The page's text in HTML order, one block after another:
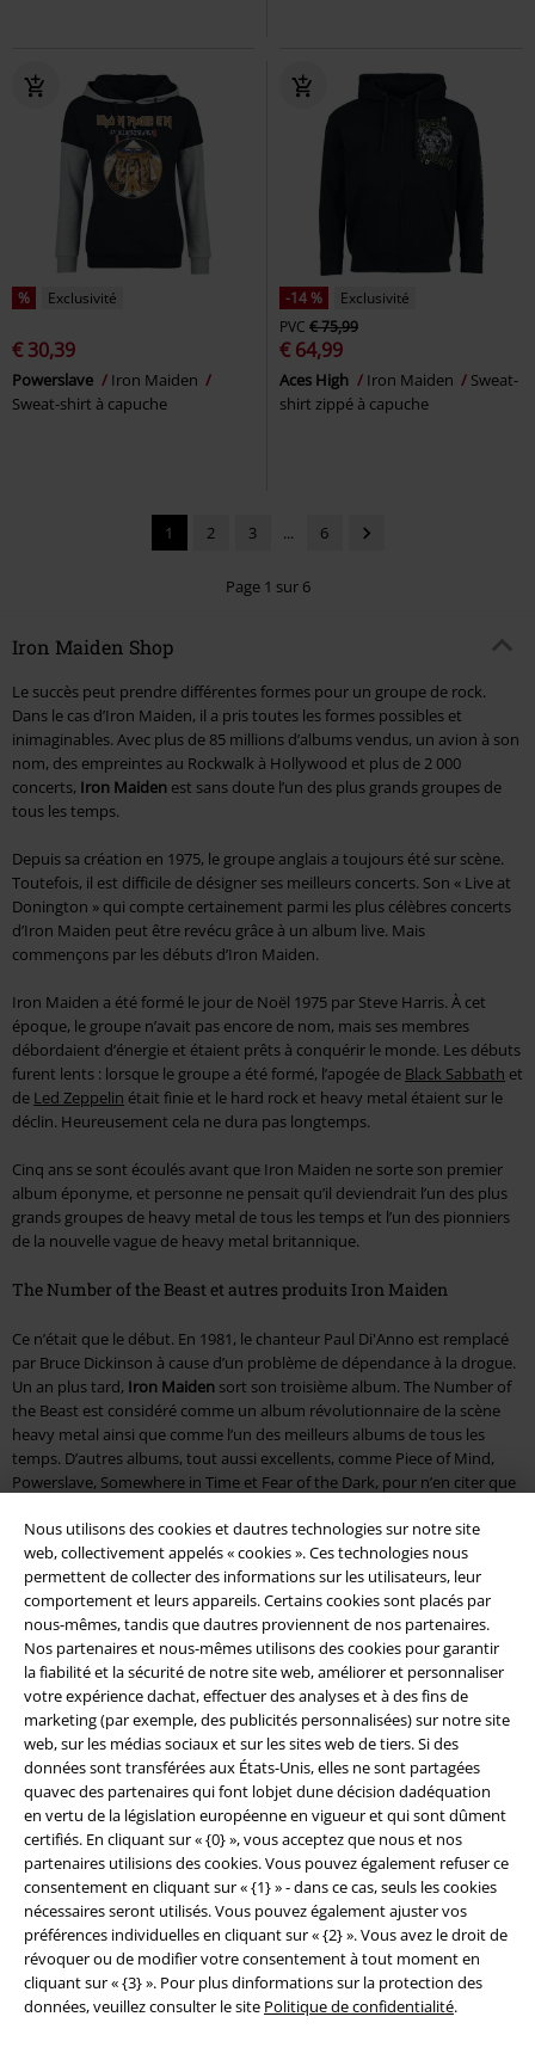
Nous utilisons des cookies et dautres technologies sur notre site
web, collectivement appelés « cookies ». Ces technologies nous
permettent de collecter des informations sur les utilisateurs, leur
comportement et leurs appareils. Certains cookies sont placés par
nous-mêmes, tandis que dautres proviennent de nos partenaires.
Nos partenaires et nous-mêmes utilisons des cookies pour garantir
la fiabilité et la sécurité de notre site web, améliorer et personnaliser
votre expérience dachat, effectuer des analyses et à des fins de
marketing (par exemple, des publicités personnalisées) sur notre site
web, sur les médias sociaux et sur les sites web de tiers. Si des
données sont transférées aux États-Unis, elles ne sont partagées
quavec des partenaires qui font lobjet dune décision dadéquation
en vertu de la législation européenne en vigueur et qui sont dûment
certifiés. En cliquant sur « {0} », vous acceptez que nous et nos
partenaires utilisions des cookies. Vous pouvez également refuser ce
consentement en cliquant sur « {1} » - dans ce cas, seuls les cookies
nécessaires seront utilisés. Vous pouvez également ajuster vos
préférences individuelles en cliquant sur « {2} ». Vous avez le droit de
révoquer ou de modifier votre consentement à tout moment en
cliquant sur « {3} ». Pour plus dinformations sur la protection des
données, veuillez consulter le site Politique de confidentialité.
% Exclusivité
€ 30,39
Powerslave
Iron Maiden
Sweat-shirt à capuche
-14 %
Exclusivité
PVC € 75,99
€ 64,99
Aces High Iron Maiden
Sweat-
shirt zippé à capuche
1 2 3 ... 6
Page 1 sur 6
Iron Maiden Shop
Le succès peut prendre différentes formes pour un groupe de rock.
Dans le cas d’Iron Maiden, il a pris toutes les formes possibles et
inimaginables. Avec plus de 85 millions d’albums vendus, un avion à son
nom, des empreintes au Rockwalk à Hollywood et plus de 2 000
concerts, Iron Maiden est sans doute l’un des plus grands groupes de
tous les temps.
Depuis sa création en 1975, le groupe anglais a toujours été sur scène.
Toutefois, il est difficile de désigner ses meilleurs concerts. Son « Live at
Donington » qui compte certainement parmi les plus célèbres concerts
d’Iron Maiden peut être revécu grâce à un album live. Mais
commençons par les débuts d’Iron Maiden.
Iron Maiden a été formé le jour de Noël 1975 par Steve Harris. À cet
époque, le groupe n’avait pas encore de nom, mais ses membres
débordaient d’énergie et étaient prêts à conquérir le monde. Les débuts
furent lents : lorsque le groupe a été formé, l’apogée de Black Sabbath et
de Led Zeppelin était finie et le hard rock et heavy metal étaient sur le
déclin. Heureusement cela ne dura pas longtemps.
Cinq ans se sont écoulés avant que Iron Maiden ne sorte son premier
album éponyme, et personne ne pensait qu’il deviendrait l’un des plus
grands groupes de heavy metal de tous les temps et l’un des pionniers
de la nouvelle vague de heavy metal britannique.
The Number of the Beast et autres produits Iron Maiden
Ce n’était que le début. En 1981, le chanteur Paul Di'Anno est remplacé
par Bruce Dickinson à cause d’un problème de dépendance à la drogue.
Un an plus tard, Iron Maiden sort son troisième album. The Number of
the Beast est considéré comme un album révolutionnaire de la scène
heavy metal ainsi que comme l’un des meilleurs albums de tous les
temps. D’autres albums, tout aussi excellents, comme Piece of Mind,
Powerslave, Somewhere in Time et Fear of the Dark, pour n’en citer que
Ces albums sont des chefs-d’œuvre du heavy metal qui continuent
d’influencer les groupes et les fans aujourd’hui. Mais un autre facteur
contribue aussi au succès du groupe : Eddie, la mascotte qui les
représente Iron Maiden pour chaque album et chaque concert. Vous ne
vous lassez jamais d’Iron Maiden et d’Eddie ? Retrouvez un large choix
de produits dérivés Iron Maiden dans la section de notre boutique en
ligne consacrée aux produits dérivés Iron Maiden.
Mais la route vers le succès est semée d’embûches, même pour des
légendes telles que Iron Maiden. En 1993 Bruce Dickinson quitta Iron
Maiden pour se consacrer à sa carrière solo. The X Factor et Virtual XI
avec son remplaçant, Blaze Bayley, ne sont pas de mauvais, mais le
succès de ces albums est bien inférieur à ceux avec Dickinson.
Dickinson revient au sein d’Iron Maiden en 1999 après de longues
discussions avec le groupe. Brave New World sort environ un an plus
tard : cette album majestueux mit les fans en extase. Quant aux albums
Dance Of Death, A Matter Of Life And Death et The Final Frontier, ils
firent l’unanimité auprès des fans et de la critique.